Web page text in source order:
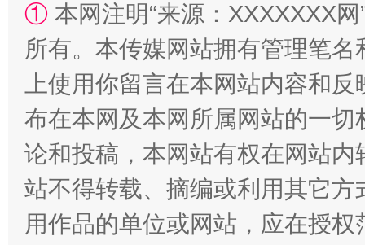
阿坝州三大球赛在茂县开幕 规模
① 本网注明“来源：XXXXXXX
所有。本传媒网站拥有管理笔
上使用你留言在本网站内容和
布在本网及本网所属网站的一
论和投稿，本网站有权在网站
站不得转载、摘编或利用其它
用作品的单位或网站，应在授